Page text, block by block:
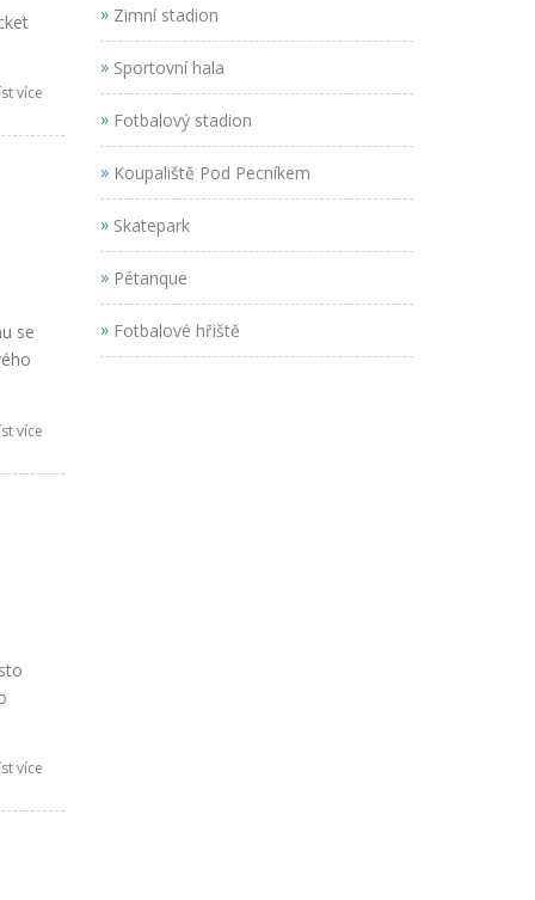
více
se
více
více
»Zimní stadion
»Sportovní hala
»Fotbalový stadion
»Koupaliště Pod Pecníkem
»Skatepark
»Pétanque
»Fotbalové hřiště